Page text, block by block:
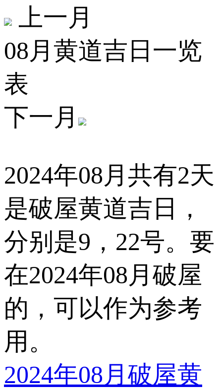
上一月
08月黄道吉日一览
表
下一月
2024年08月共有2天
是破屋黄道吉日，
分别是9，22号。要
在2024年08月破屋
的，可以作为参考
用。
2024年08月破屋黄